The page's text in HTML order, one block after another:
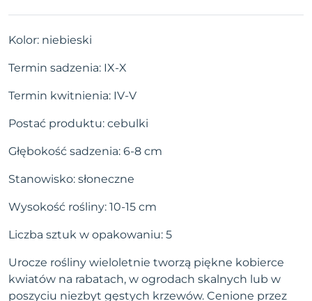
Kolor: niebieski
Termin sadzenia: IX-X
Termin kwitnienia: IV-V
Postać produktu: cebulki
Głębokość sadzenia: 6-8 cm
Stanowisko: słoneczne
Wysokość rośliny: 10-15 cm
Liczba sztuk w opakowaniu: 5
Urocze rośliny wieloletnie tworzą piękne kobierce
kwiatów na rabatach, w ogrodach skalnych lub w
poszyciu niezbyt gęstych krzewów. Cenione przez